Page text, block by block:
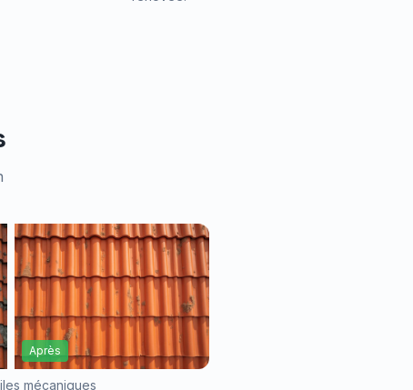
Après
mécaniques